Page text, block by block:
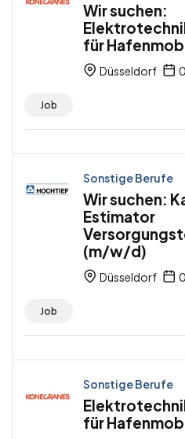
Wir suchen:
für
Düsseldorf
Job
Sonstige Berufe
Wir suchen:
Estimator
(m/w/d)
Düsseldorf
Job
Sonstige Berufe
für